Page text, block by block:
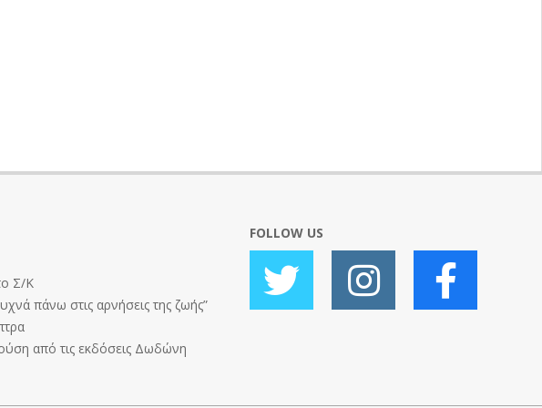
Σ/Κ
πάνω στις αρνήσεις της ζωής”
από τις εκδόσεις Δωδώνη
FOLLOW US